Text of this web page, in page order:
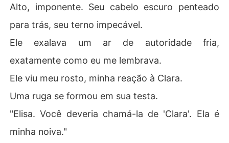
Alto, imponente. Seu cabelo escuro penteado
para trás, seu terno impecável.
Ele exalava um ar de autoridade fria,
exatamente como eu me lembrava.
Ele viu meu rosto, minha reação à Clara.
Uma ruga se formou em sua testa.
"Elisa. Você deveria chamá-la de 'Clara'. Ela é
minha noiva."